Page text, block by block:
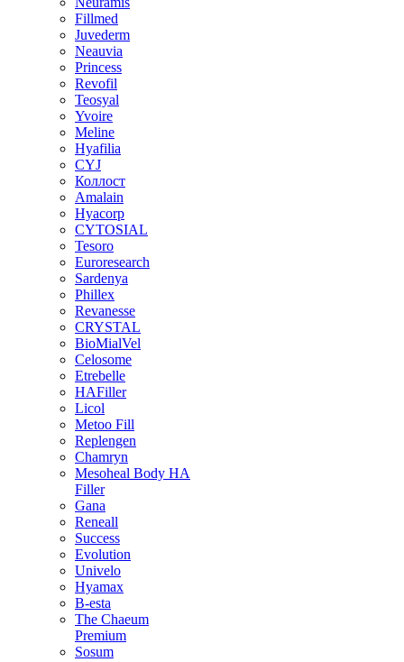
Fillmed
Juvederm
Neauvia
Princess
Revofil
Teosyal
Yvoire
Meline
Hyafilia
CYJ
Коллост
Amalain
Hyacorp
CYTOSIAL
Tesoro
Euroresearch
Sardenya
Phillex
Revanesse
CRYSTAL
BioMialVel
Celosome
Etrebelle
HAFiller
Licol
Metoo Fill
Replengen
Chamryn
Mesoheal Body HA
Filler
Gana
Reneall
Success
Evolution
Univelo
Hyamax
B-esta
The Chaeum
Premium
Sosum